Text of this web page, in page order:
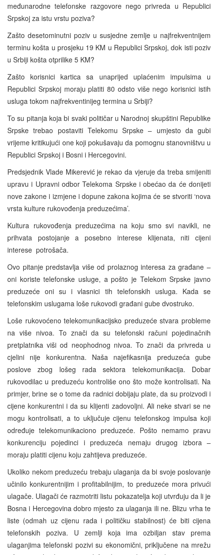
međunarodne telefonske razgovore nego privreda u Republici
Srpskoj za istu vrstu poziva?
Zašto desetominutni poziv u susjedne zemlje u najfrekventnijem
terminu košta u prosjeku 19 KM u Republici Srpskoj, dok isti poziv
u Srbiji košta otprilike 5 KM?
Zašto korisnici kartica sa unaprijed uplaćenim impulsima u
Republici Srpskoj moraju platiti 80 odsto više nego korisnici istih
usluga tokom najfrekventinijeg termina u Srbiji?
To su pitanja koja bi svaki političar u Narodnoj skupštini Republike
Srpske trebao postaviti Telekomu Srpske – umjesto da gubi
vrijeme kritikujući one koji pokušavaju da pomognu stanovništvu u
Republici Srpskoj i Bosni i Hercegovini.
Predsjednik Vlade Mikerević je rekao da vjeruje da treba smijeniti
upravu i Upravni odbor Telekoma Srpske i obećao da će donijeti
nove zakone i izmjene i dopune zakona kojima će se stvoriti ‘nova
vrsta kulture rukovođenja preduzećima’.
Kultura rukovođenja preduzećima na koju smo svi navikli, ne
prihvata postojanje a posebno interese klijenata, niti cijeni
interese potrošača.
Ovo pitanje predstavlja više od prolaznog interesa za građane –
oni koriste telefonske usluge, a pošto je Telekom Srpske javno
preduzeće oni su i vlasnici tih telefonskih usluga. Kada se
telefonskim uslugama loše rukovodi građani gube dvostruko.
Loše rukovoćeno telekomunikacijsko preduzeće stvara probleme
na više nivoa. To znači da su telefonski računi pojedinačnih
pretplatnika viši od neophodnog nivoa. To znači da privreda u
cjelini nije konkurentna. Naša najefikasnija preduzeća gube
poslove zbog lošeg rada sektora telekomunikacija. Dobar
rukovodilac u preduzeću kontroliše ono što može kontrolisati. Na
primjer, brine se o tome da radnici dobijaju plate, da su proizvodi i
cijene konkurentni i da su klijenti zadovoljni. Ali neke stvari se ne
mogu kontrolisati, a to uključuje cijenu telefonskog impulsa koji
određuje telekomunikaciono preduzeće. Pošto nemamo pravu
konkurenciju pojedinci i preduzeća nemaju drugog izbora –
moraju platiti cijenu koju zahtijeva preduzeće.
Ukoliko nekom preduzeću trebaju ulaganja da bi svoje poslovanje
učinilo konkurentnijim i profitabilnijim, to preduzeće mora privući
ulagače. Ulagači će razmotriti listu pokazatelja koji utvrđuju da li je
Bosna i Hercegovina dobro mjesto za ulaganja ili ne. Blizu vrha te
liste (odmah uz cijenu rada i političku stabilnost) će biti cijena
telefonskih poziva. U zemlji koja ima ozbiljan stav prema
ulaganjima telefonski pozivi su ekonomični, priključene na mrežu